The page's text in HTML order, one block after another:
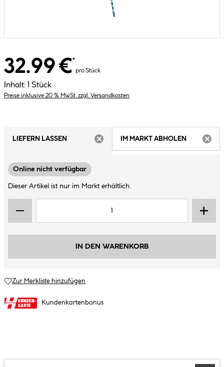
32.99 €*
pro Stück
Inhalt: 1 Stück
Preise inklusive 20 % MwSt. zzgl. Versandkosten
LIEFERN LASSEN
IM MARKT ABHOLEN
Online nicht verfügbar
Dieser Artikel ist nur im Markt erhältlich.
IN DEN WARENKORB
Zur Merkliste hinzufügen
Kundenkartenbonus